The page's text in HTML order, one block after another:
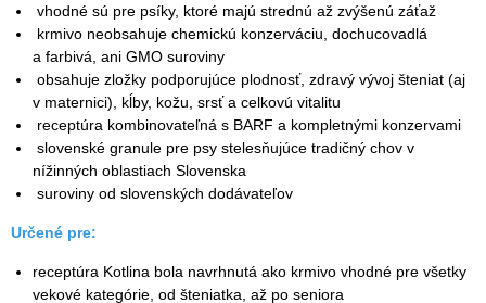
vhodné sú pre psíky, ktoré majú strednú až zvýšenú záťaž
krmivo neobsahuje chemickú konzerváciu, dochucovadlá
a farbivá, ani GMO suroviny
obsahuje zložky podporujúce plodnosť, zdravý vývoj šteniat (aj
v maternici), kĺby, kožu, srsť a celkovú vitalitu
receptúra kombinovateľná s BARF a kompletnými konzervami
slovenské granule pre psy stelesňujúce tradičný chov v
nížinných oblastiach Slovenska
suroviny od slovenských dodávateľov
Určené pre:
receptúra Kotlina bola navrhnutá ako krmivo vhodné pre všetky
vekové kategórie, od šteniatka, až po seniora